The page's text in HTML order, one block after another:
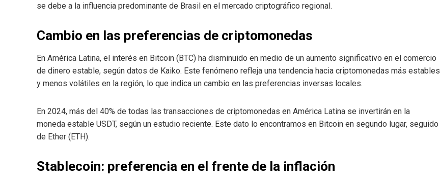
se debe a la influencia predominante de Brasil en el mercado criptográfico regional.
Cambio en las preferencias de criptomonedas
En América Latina, el interés en Bitcoin (BTC) ha disminuido en medio de un aumento significativo en el comercio
de dinero estable, según datos de Kaiko. Este fenómeno refleja una tendencia hacia criptomonedas más estables
y menos volátiles en la región, lo que indica un cambio en las preferencias inversas locales.
En 2024, más del 40% de todas las transacciones de criptomonedas en América Latina se invertirán en la
moneda estable USDT, según un estudio reciente. Este dato lo encontramos en Bitcoin en segundo lugar, seguido
de Ether (ETH).
Stablecoin: preferencia en el frente de la inflación